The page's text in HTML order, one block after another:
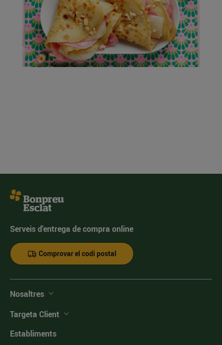
Serveis d'entrega de compra online
Comprovar el codi postal
Nosaltres
Targeta Client
Establiments